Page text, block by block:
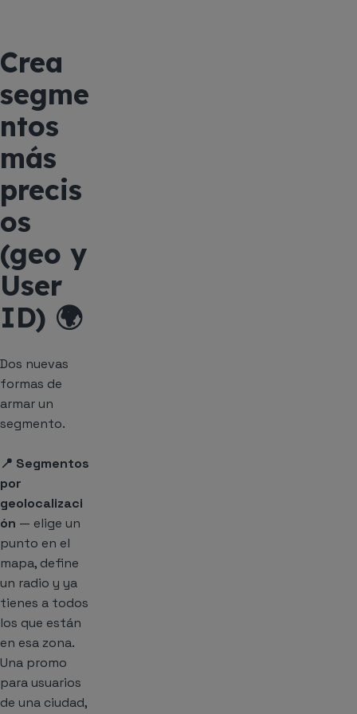
Crea
segme
ntos
más
precis
os
(geo y
User
ID) 🌍
Dos nuevas
formas de
armar un
segmento.
📍 Segmentos
por
geolocalizaci
ón — elige un
punto en el
mapa, define
un radio y ya
tienes a todos
los que están
en esa zona.
Una promo
para usuarios
de una ciudad,